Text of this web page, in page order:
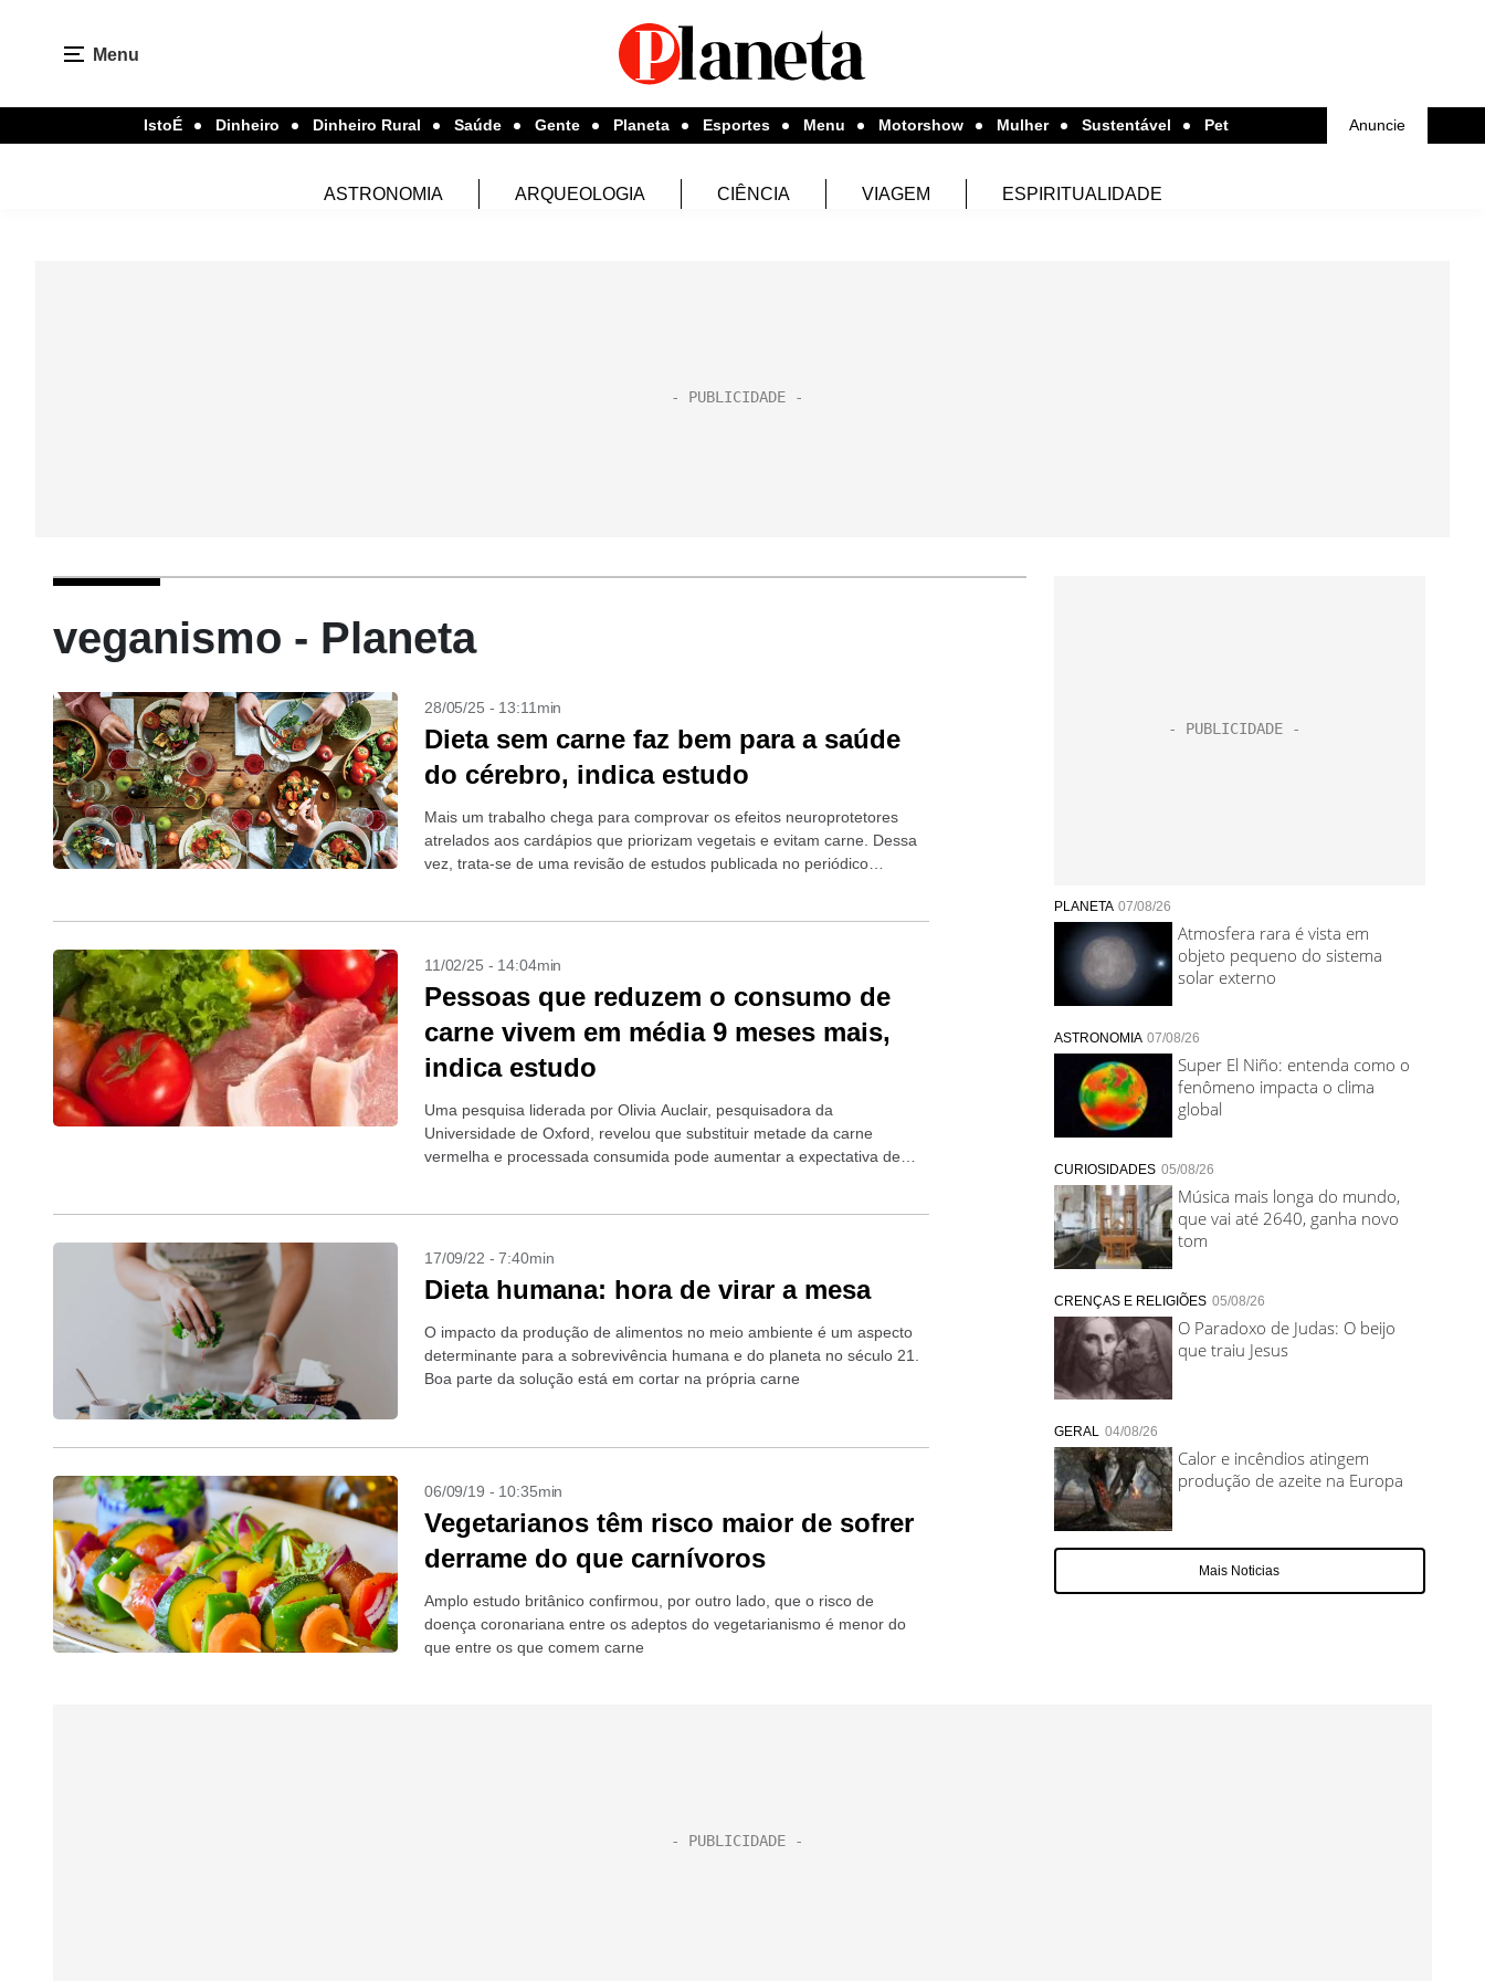
Menu
IstoÉ Dinheiro Dinheiro Rural Saúde Gente Planeta Esportes Menu Motorshow Mulher Sustentável Pet Anuncie
ASTRONOMIA ARQUEOLOGIA CIÊNCIA VIAGEM ESPIRITUALIDADE
veganismo - Planeta
28/05/25 - 13:11min
Dieta sem carne faz bem para a saúde
do cérebro, indica estudo
Mais um trabalho chega para comprovar os efeitos neuroprotetores
atrelados aos cardápios que priorizam vegetais e evitam carne. Dessa
vez, trata-se de uma revisão de estudos publicada no periódico
11/02/25 - 14:04min
Pessoas que reduzem o consumo de
carne vivem em média 9 meses mais,
indica estudo
Uma pesquisa liderada por Olivia Auclair, pesquisadora da
Universidade de Oxford, revelou que substituir metade da carne
vermelha e processada consumida pode aumentar a expectativa de
17/09/22 - 7:40min
Dieta humana: hora de virar a mesa
O impacto da produção de alimentos no meio ambiente é um aspecto
determinante para a sobrevivência humana e do planeta no século 21.
Boa parte da solução está em cortar na própria carne
06/09/19 - 10:35min
Vegetarianos têm risco maior de sofrer
derrame do que carnívoros
Amplo estudo britânico confirmou, por outro lado, que o risco de
doença coronariana entre os adeptos do vegetarianismo é menor do
que entre os que comem carne
PLANETA 07/08/26
Atmosfera rara é vista em
objeto pequeno do sistema
solar externo
ASTRONOMIA 07/08/26
Super El Niño: entenda como o
fenômeno impacta o clima
global
CURIOSIDADES 05/08/26
Música mais longa do mundo,
que vai até 2640, ganha novo
tom
CRENÇAS E RELIGIÕES 05/08/26
O Paradoxo de Judas: O beijo
que traiu Jesus
GERAL 04/08/26
Calor e incêndios atingem
produção de azeite na Europa
Mais Noticias